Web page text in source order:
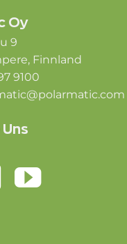
Oy
9
Finnland
9100